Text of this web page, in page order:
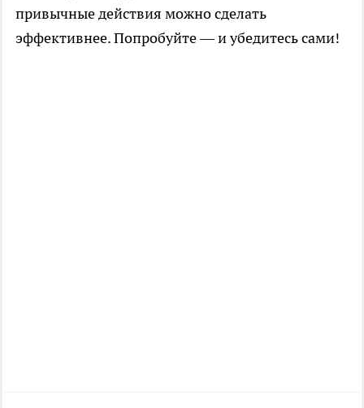
привычные действия можно сделать
эффективнее. Попробуйте — и убедитесь сами!